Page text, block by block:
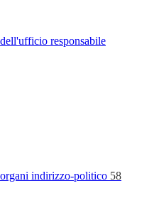
responsabile
indirizzo-politico 58